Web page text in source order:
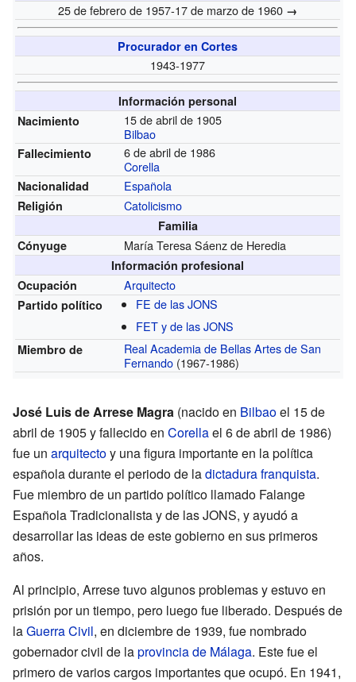
25 de febrero de 1957-17 de marzo de 1960 →
Procurador en Cortes
1943-1977
Información personal
Nacimiento
15 de abril de 1905
Bilbao
Fallecimiento
6 de abril de 1986
Corella
Nacionalidad Española
Religión Catolicismo
Familia
Cónyuge
María Teresa Sáenz de Heredia
Información profesional
Ocupación
Arquitecto
Partido político
FE de las JONS
FET y de las JONS
Miembro de
Real Academia de Bellas Artes de San
Fernando (1967-1986)
José Luis de Arrese Magra (nacido en Bilbaoel 15 de
abril de 1905 y fallecido en Corellael 6 de abril de 1986)
fue un arquitectoy una figura importante en la política
española durante el periodo de ladictadura franquista.
Fue miembro de un partido político llamado Falange
Española Tradicionalista y de las JONS, y ayudó a
desarrollar las ideas de este gobierno en sus primeros
años.
Al principio, Arrese tuvo algunos problemas y estuvo en
prisión por un tiempo, pero luego fue liberado. Después de
laGuerra Civil, en diciembre de 1939, fue nombrado
gobernador civil de laprovincia de Málaga. Este fue el
primero de varios cargos importantes que ocupó. En 1941,